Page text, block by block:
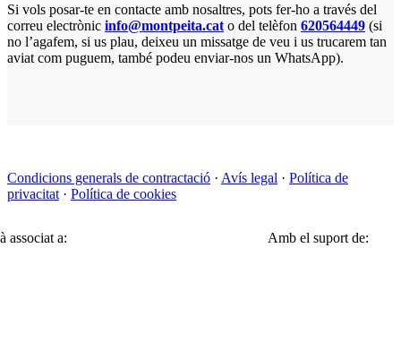
Si vols posar-te en contacte amb nosaltres, pots fer-ho a través del
correu electrònic info@montpeita.cat o del telèfon 620564449 (si
no l’agafem, si us plau, deixeu un missatge de veu i us trucarem tan
aviat com puguem, també podeu enviar-nos un WhatsApp).
Condicions generals de contractació · Avís legal · Política de
privacitat · Política de cookies
associat a: Amb el suport de: